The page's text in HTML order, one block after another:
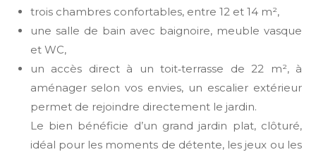
trois chambres confortables, entre 12 et 14 m²,
une salle de bain avec baignoire, meuble vasque
et WC,
un accès direct à un toit‑terrasse de 22 m², à
aménager selon vos envies, un escalier extérieur
permet de rejoindre directement le jardin.
Le bien bénéficie d’un grand jardin plat, clôturé,
idéal pour les moments de détente, les jeux ou les